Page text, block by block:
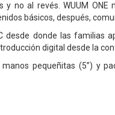
no al revés. WUUM
básicos, después,
desde donde las familias
digital desde la
pequeñitas (5”) y